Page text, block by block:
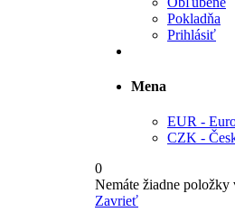
Pokladňa
Prihlásiť
Mena
EUR -
CZK -
0
Nemáte žiadne
Zavrieť